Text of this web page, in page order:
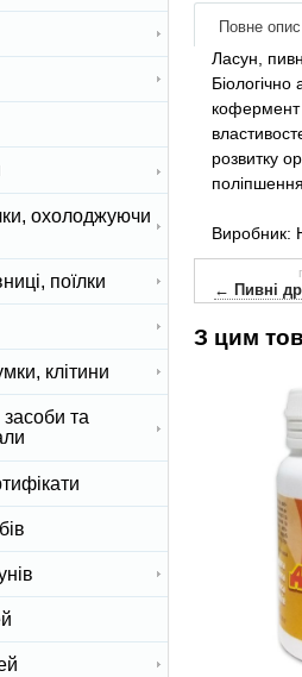
Повне опис
Ласун,
кофермент
розвитку
Виробник:
← Пивні
З цим
охолоджуючи
поїлки
клітини
засоби та